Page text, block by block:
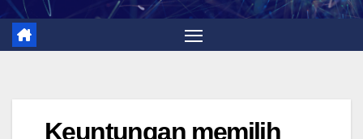
Keuntungan memilih